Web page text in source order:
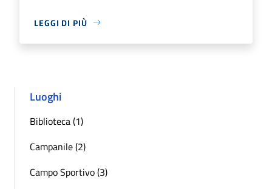
LEGGI DI PIÙ
Luoghi
Biblioteca (1)
Campanile (2)
Campo Sportivo (3)